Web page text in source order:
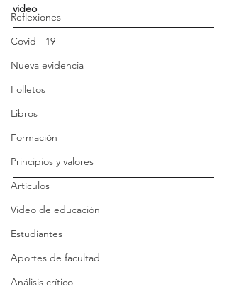
Reflexiones
Covid - 19
Nueva evidencia
Folletos
Libros
Formación
Principios y valores
Artículos
Video de educación
Estudiantes
Aportes de facultad
Análisis crítico
video